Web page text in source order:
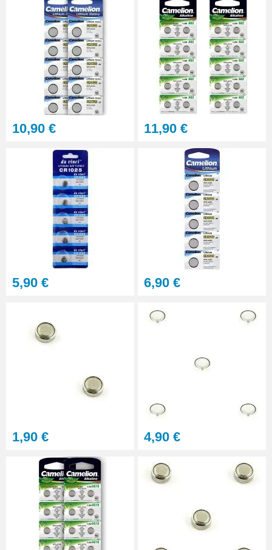
6,90 €
Pied à coulisse digital pas cher
16,90 €
Marteau d'horlogerie
10,90 € 11,90 €
5,90 € 6,90 €
1,90 € 4,90 €